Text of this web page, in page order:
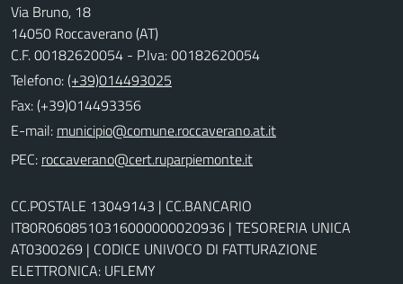
Via Bruno, 18
14050 Roccaverano (AT)
C.F. 00182620054 - P.Iva: 00182620054
Telefono:(+39)014493025
Fax: (+39)014493356
E-mail:
PEC:
CC.POSTALE 13049143 | CC.BANCARIO
IT80R0608510316000000020936 | TESORERIA UNICA
AT0300269 | CODICE UNIVOCO DI FATTURAZIONE
ELETTRONICA: UFLEMY